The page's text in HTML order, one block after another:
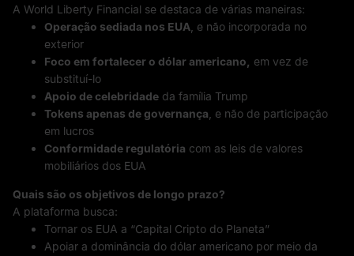
A World Liberty Financial se destaca de várias maneiras:
Operação sediada nos EUA , e não incorporada no
exterior
Foco em fortalecer o dólar americano,
em vez de
substituí-lo
Apoio de celebridade da família Trump
Tokens apenas de governança , e não de participação
em lucros
Conformidade regulatória com as leis de valores
mobiliários dos EUA
Quais são os objetivos de longo prazo?
A plataforma busca:
Tornar os EUA a “Capital Cripto do Planeta”
Apoiar a dominância do dólar americano por meio da